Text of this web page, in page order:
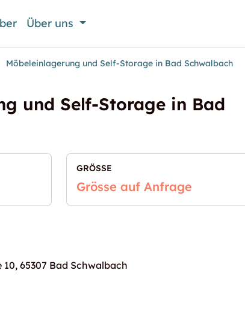
Über uns
Möbeleinlagerung und Self-Storage in Bad Schwalbach
und Self-Storage in Bad
GRÖSSE
Grösse auf Anfrage
65307 Bad Schwalbach